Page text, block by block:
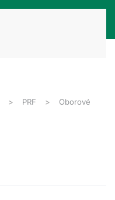
PRF Oborové